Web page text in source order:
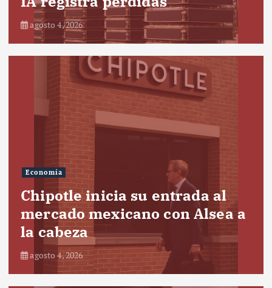
agosto 4, 2026
Economía
Chipotle inicia su entrada al
mercado mexicano con Alsea a
la cabeza
agosto 4, 2026